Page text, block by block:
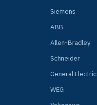
Siemens
ABB
Allen-Bradley
Schneider
General Electric
WEG